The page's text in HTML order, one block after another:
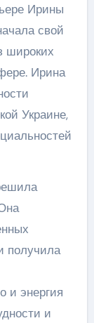
Ирины
свой
широких
Ирина
Украине,
получила
и энергия
и